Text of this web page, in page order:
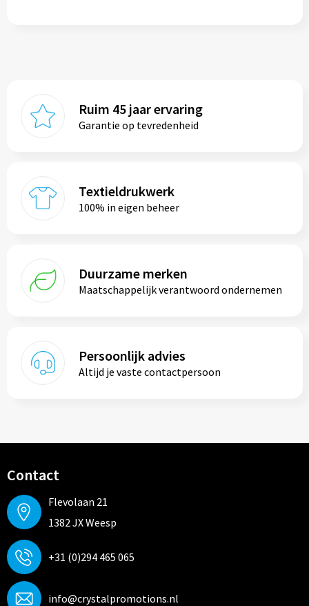
Ruim 45 jaar ervaring
Garantie op tevredenheid
Textieldrukwerk
100% in eigen beheer
Duurzame merken
Maatschappelijk verantwoord ondernemen
Persoonlijk advies
Altijd je vaste contactpersoon
Contact
Flevolaan 21
1382 JX Weesp
+31 (0)294 465 065
info@crystalpromotions.nl